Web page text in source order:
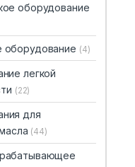
оборудование
оборудование (4)
легкой
(22)
для
(44)